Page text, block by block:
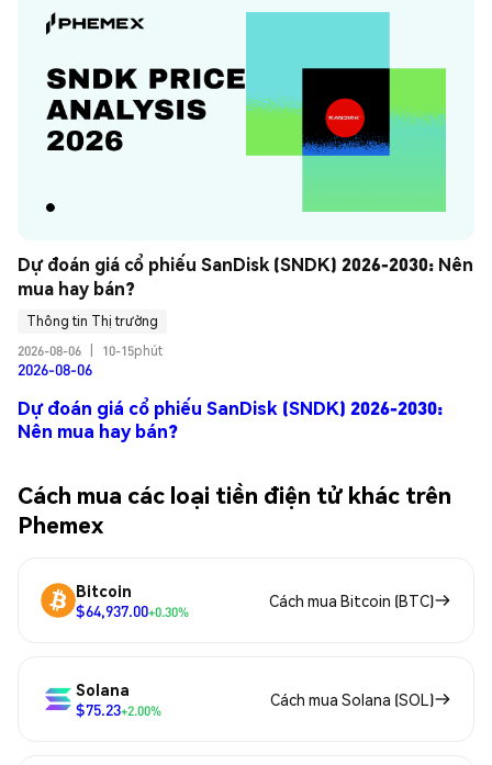
Dự đoán giá cổ phiếu SanDisk (SNDK) 2026-2030: Nên
mua hay bán?
Thông tin Thị trường
2026-08-06
10-15phút
2026-08-06
Dự đoán giá cổ phiếu SanDisk (SNDK) 2026-2030:
Nên mua hay bán?
Cách mua các loại tiền điện tử khác trên
Phemex
Bitcoin
$64,937.00+0.30%
Cách mua Bitcoin (BTC)
Solana
$75.23+2.00%
Cách mua Solana (SOL)